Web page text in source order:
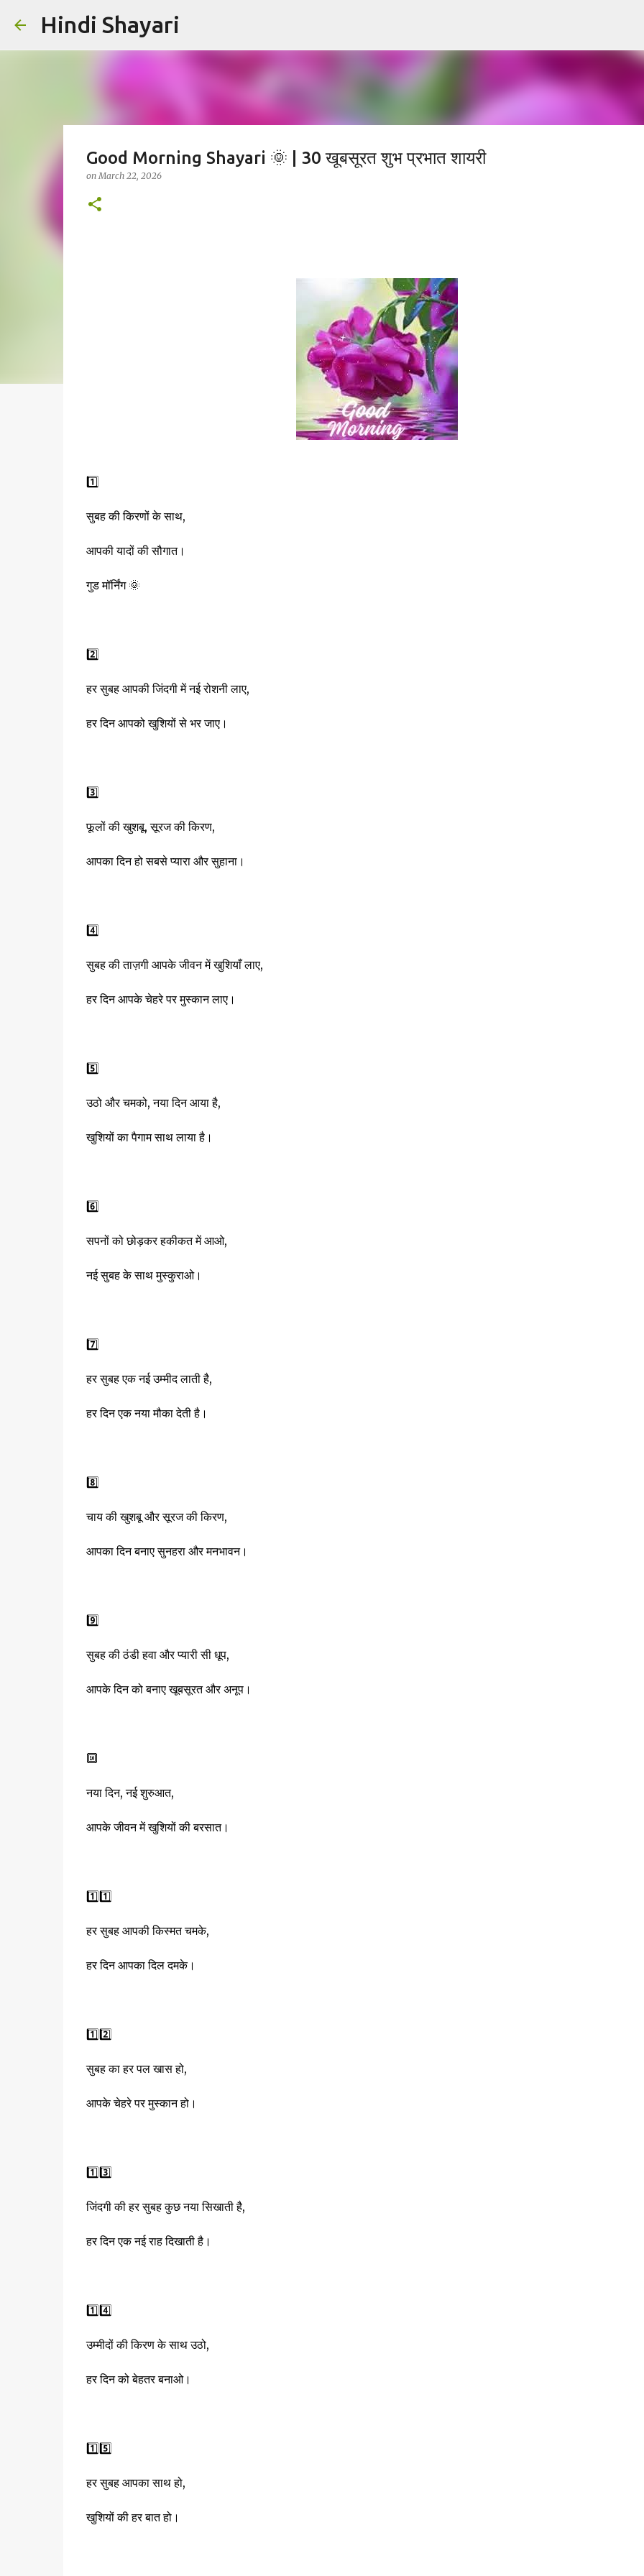
Hindi Shayari
Good Morning Shayari 🌞 | 30 खूबसूरत शुभ प्रभात शायरी
onMarch 22, 2026
1️⃣
सुबह की किरणों के साथ,
आपकी यादों की सौगात।
गुड मॉर्निंग 🌞
2️⃣
हर सुबह आपकी जिंदगी में नई रोशनी लाए,
हर दिन आपको खुशियों से भर जाए।
3️⃣
फूलों की खुशबू, सूरज की किरण,
आपका दिन हो सबसे प्यारा और सुहाना।
4️⃣
सुबह की ताज़गी आपके जीवन में खुशियाँ लाए,
हर दिन आपके चेहरे पर मुस्कान लाए।
5️⃣
उठो और चमको, नया दिन आया है,
खुशियों का पैगाम साथ लाया है।
6️⃣
सपनों को छोड़कर हकीकत में आओ,
नई सुबह के साथ मुस्कुराओ।
7️⃣
हर सुबह एक नई उम्मीद लाती है,
हर दिन एक नया मौका देती है।
8️⃣
चाय की खुशबू और सूरज की किरण,
आपका दिन बनाए सुनहरा और मनभावन।
9️⃣
सुबह की ठंडी हवा और प्यारी सी धूप,
आपके दिन को बनाए खूबसूरत और अनूप।
🔟
नया दिन, नई शुरुआत,
आपके जीवन में खुशियों की बरसात।
1️⃣1️⃣
हर सुबह आपकी किस्मत चमके,
हर दिन आपका दिल दमके।
1️⃣2️⃣
सुबह का हर पल खास हो,
आपके चेहरे पर मुस्कान हो।
1️⃣3️⃣
जिंदगी की हर सुबह कुछ नया सिखाती है,
हर दिन एक नई राह दिखाती है।
1️⃣4️⃣
उम्मीदों की किरण के साथ उठो,
हर दिन को बेहतर बनाओ।
1️⃣5️⃣
हर सुबह आपका साथ हो,
खुशियों की हर बात हो।